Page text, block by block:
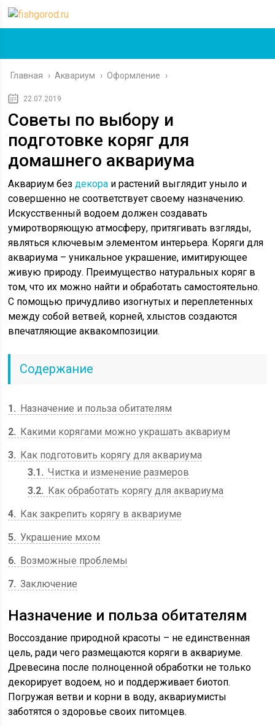
Главная › Аквариум › Оформление ›
22.07.2019
Советы по выбору и
подготовке коряг для
домашнего аквариума
Аквариум бездекора и растений выглядит уныло и
совершенно не соответствует своему назначению.
Искусственный водоем должен создавать
умиротворяющую атмосферу, притягивать взгляды,
являться ключевым элементом интерьера. Коряги для
аквариума – уникальное украшение, имитирующее
живую природу. Преимущество натуральных коряг в
том, что их можно найти и обработать самостоятельно.
С помощью причудливо изогнутых и переплетенных
между собой ветвей, корней, хлыстов создаются
впечатляющие аквакомпозиции.
Содержание
1
Назначение и польза обитателям
2
Какими корягами можно украшать аквариум
3
Как подготовить корягу для аквариума
3.1
Чистка и изменение размеров
3.2
Как обработать корягу для аквариума
4
Как закрепить корягу в аквариуме
5 Украшение мхом
6
Возможные проблемы
7 Заключение
Назначение и польза обитателям
Воссоздание природной красоты – не единственная
цель, ради чего размещаются коряги в аквариуме.
Древесина после полноценной обработки не только
декорирует водоем, но и поддерживает биотоп.
Погружая ветви и корни в воду, аквариумисты
заботятся о здоровье своих питомцев.